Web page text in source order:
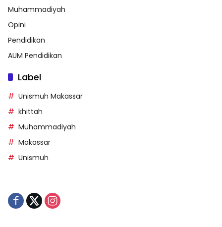
Muhammadiyah
Opini
Pendidikan
AUM Pendidikan
Label
Unismuh Makassar
khittah
Muhammadiyah
Makassar
Unismuh